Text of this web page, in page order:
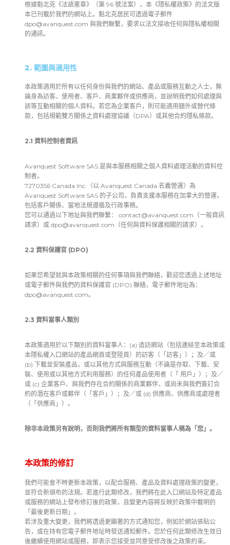
根據魁北克《法語憲章》（第 96 號法案），本《隱私權政策》的法文版
本已刊載於我們的網站上。魁北克居民可透過電子郵件
dpo@avanquest.com 與我們聯繫，要求以法文接收任何與隱私權相關
的通訊。
2. 範圍與適用性
本政策適用於所有以任何身份與我們的網站、產品或服務互動之人士，無
論身為訪客、使用者、客戶、商業夥伴或供應商，並說明我們如何處理與
該等互動相關的個人資料。若您為企業客戶，則可能適用額外或替代條
款，包括規範雙方關係之資料處理協議（DPA）或其他合約隱私條款。
2.1 資料控制者資訊
Avanquest Software SAS 是與本服務相關之個人資料處理活動的資料控
制者。
7270356 Canada Inc.（以 Avanquest Canada 名義營運）為
Avanquest Software SAS 的子公司，負責支援本服務在加拿大的營運，
包括客戶關係、當地法規遵循及行政事務。
您可以通過以下地址與我們聯繫： contact@avanquest.com （一般資訊
請求）或 dpo@avanquest.com （任何與資料保護相關的請求）。
2.2 資料保護官 (DPO)
如果您希望就與本政策相關的任何事項與我們聯絡，歡迎您透過上述地址
或電子郵件與我們的資料保護官 (DPO) 聯絡，電子郵件地址為：
dpo@avanquest.com。
2.3 資料當事人類別
本政策適用於以下類別的資料當事人：(a) 造訪網站（包括連結至本政策或
本隱私權入口網站的產品網頁或登陸頁）的訪客（「訪客」）；及／或
(b) 下載並安裝產品，或以其他方式與服務互動（不論是存取、下載、安
裝、使用或以其他方式利用服務）的任何產品使用者（「 用戶」）；及／
或 (c) 企業客戶、與我們存在合約關係的商業夥伴，或尚未與我們簽訂合
約的潛在客戶或夥伴（「客戶」）；及／或 (d) 供應商、供應商或處理者
（「供應商」）。
除非本政策另有說明，否則我們將所有類型的資料當事人稱為「您」。
本政策的修訂
我們可能會不時更新本政策，以配合服務、產品及資料處理政策的變更，
並符合新頒布的法規。若進行此類修改，我們將在此入口網站及特定產品
或服務的網站上發布修訂後的政策，且變更內容將反映於政策中載明的
「最後更新日期」。
若涉及重大變更，我們將透過更顯著的方式通知您，例如於網站張貼公
告，或在持有您電子郵件地址時發送通知郵件。您於任何此類修改生效日
後繼續使用網站或服務，即表示您接受並同意受修改後之政策約束。